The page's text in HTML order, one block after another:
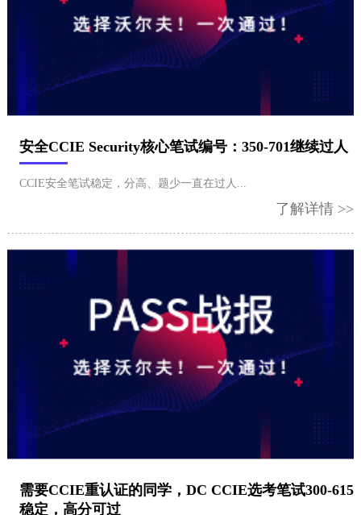
安全CCIE Security核心笔试编号：350-701继续过人
​CCIE安全笔试稳定，分高、题少一直在过人...
了解详情 >>
需要CCIE重认证的同学，DC CCIE选考笔试300-615
稳定，高分可过